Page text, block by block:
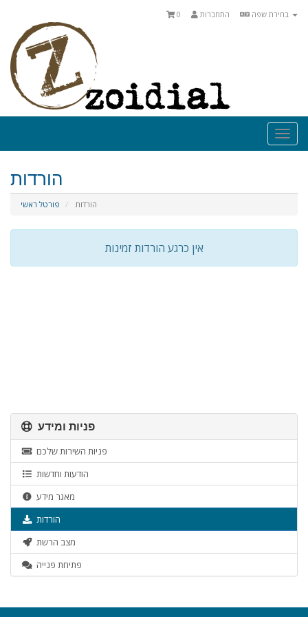
התחברות 0
הורדות
פורטל ראשי הורדות
אין כרגע הורדות זמינות
פניות ומידע
פניות השירות שלכם
הודעות וחדשות
מאגר מידע
הורדות
מצב הרשת
פתיחת פנייה